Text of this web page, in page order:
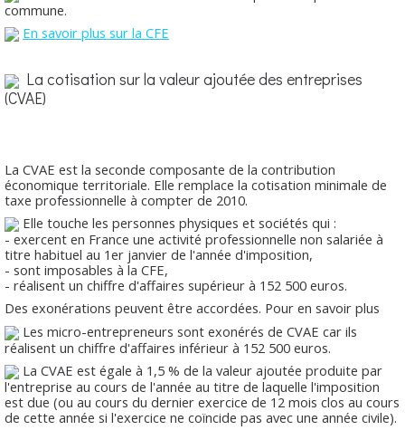
commune.
En savoir plus sur la CFE
La cotisation sur la valeur ajoutée des entreprises
(CVAE)
La CVAE est la seconde composante de la contribution
économique territoriale. Elle remplace la cotisation minimale de
taxe professionnelle à compter de 2010.
Elle touche les personnes physiques et sociétés qui :
- exercent en France une activité professionnelle non salariée à
titre habituel au 1er janvier de l'année d'imposition,
- sont imposables à la CFE,
- réalisent un chiffre d'affaires supérieur à 152 500 euros.
Des exonérations peuvent être accordées. Pour en savoir plus
Les micro-entrepreneurs sont exonérés de CVAE car ils
réalisent un chiffre d'affaires inférieur à 152 500 euros.
La CVAE est égale à 1,5 % de la valeur ajoutée produite par
l'entreprise au cours de l'année au titre de laquelle l'imposition
est due (ou au cours du dernier exercice de 12 mois clos au cours
de cette année si l'exercice ne coïncide pas avec une année civile).